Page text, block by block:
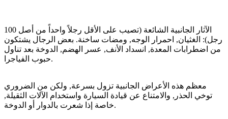
اﻵثار الجانبية الشائعة (تصيب على الأقل رجلاً واحداً من أصل 100
رجل): الغثيان, احمرار الوجه, ومضات ساخنة. بعض الرجال يشتكون
من اضطرابات المعدة, انسداد الأنف, عسر الهضم, الدوخة بعد تناول
حبوب الفياجرا.
معظم هذه الأعراض الجانبية تزول بسرعة, ولكن من الضروري
توخي الحذر, والامتناع عن قيادة السيارة واستخدام الآلات الثقيلة,
خاصة إذا شعرت بالدوار أو الدوخة.